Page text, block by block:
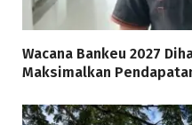
Wacana Bankeu 2027
Maksimalkan